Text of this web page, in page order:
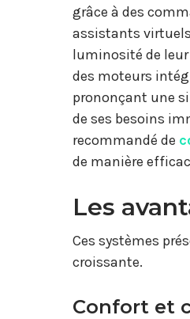
grâce à des
assistants
luminosité de leur
des moteurs
prononçant une
de ses besoins
recommandé de
de manière
Les
Ces systèmes
croissante.
Confort et